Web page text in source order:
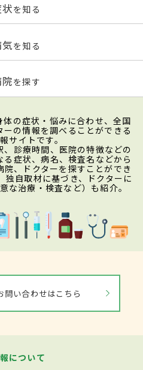
を知る
を知る
を探す
体の症状・悩みに合わせ、全国
の情報を調べることができる
サイトです。
診療時間、医院の特徴などの
症状、病名、検査名などから
、ドクターを探すことができ
独自取材に基づき、ドクターに
な治療・検査など）も紹介。
問い合わせはこちら
について